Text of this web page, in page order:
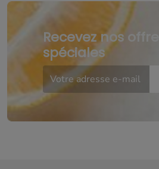
Recevez nos offres
spéciales